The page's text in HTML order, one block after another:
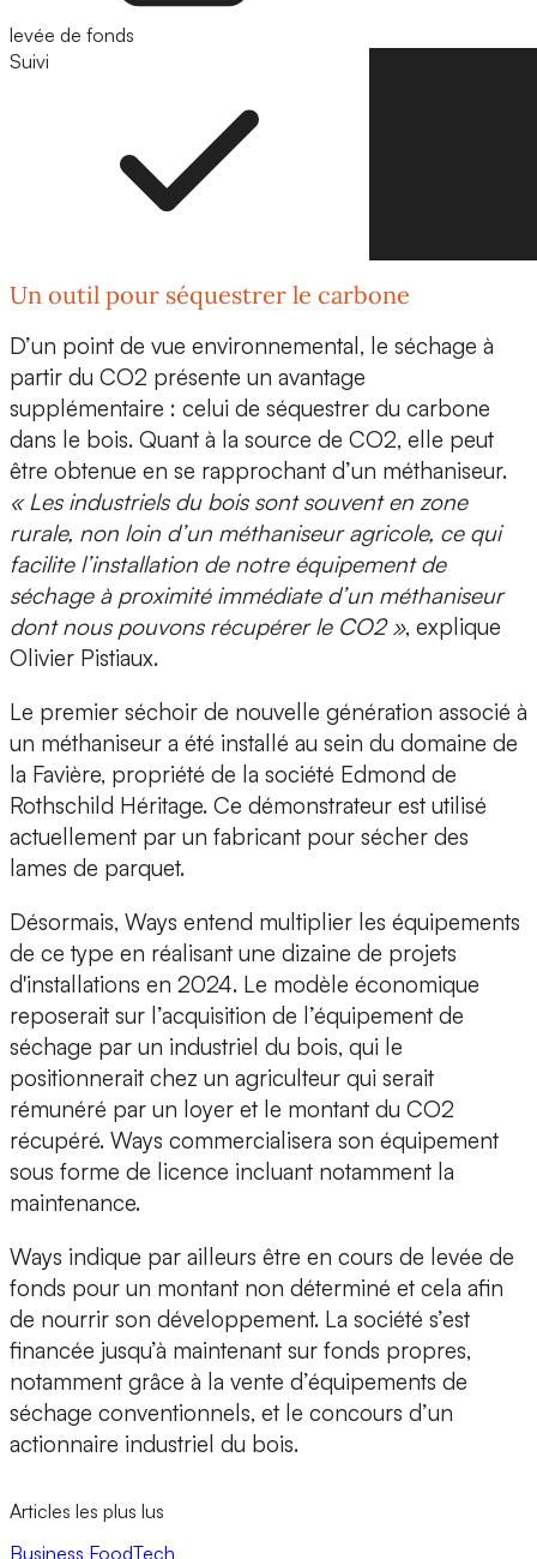
levée de fonds
Suivi
Un outil pour séquestrer le carbone
D’un point de vue environnemental, le séchage à
partir du CO2 présente un avantage
supplémentaire : celui de séquestrer du carbone
dans le bois. Quant à la source de CO2, elle peut
être obtenue en se rapprochant d’un méthaniseur.
« Les industriels du bois sont souvent en zone
rurale, non loin d’un méthaniseur agricole, ce qui
facilite l’installation de notre équipement de
séchage à proximité immédiate d’un méthaniseur
dont nous pouvons récupérer le CO2 », explique
Olivier Pistiaux.
Le premier séchoir de nouvelle génération associé à
un méthaniseur a été installé au sein du domaine de
la Favière, propriété de la société Edmond de
Rothschild Héritage. Ce démonstrateur est utilisé
actuellement par un fabricant pour sécher des
lames de parquet.
Désormais, Ways entend multiplier les équipements
de ce type en réalisant une dizaine de projets
d'installations en 2024. Le modèle économique
reposerait sur l’acquisition de l’équipement de
séchage par un industriel du bois, qui le
positionnerait chez un agriculteur qui serait
rémunéré par un loyer et le montant du CO2
récupéré. Ways commercialisera son équipement
sous forme de licence incluant notamment la
maintenance.
Ways indique par ailleurs être en cours de levée de
fonds pour un montant non déterminé et cela afin
de nourrir son développement. La société s’est
financée jusqu’à maintenant sur fonds propres,
notamment grâce à la vente d’équipements de
séchage conventionnels, et le concours d’un
actionnaire industriel du bois.
Articles les plus lus
Business FoodTech